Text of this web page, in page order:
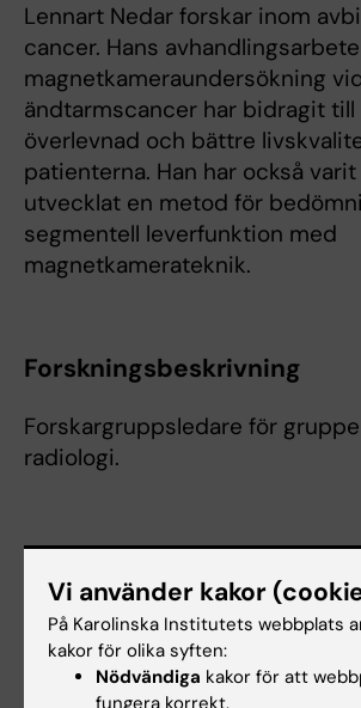
Lennart Nedar forskar inom
cancer. Hans
magnetkameraundersökning
ändtarmscancer har bidragit till
överlevnad och bättre
patienterna. Han har också
utvecklat en metod för
segmentell leverfunktion med
magnetkamerateknik.
Forskningsbeskrivning
Forskargruppsledare för
radiologi.
Vi använder kakor
På Karolinska Institutets webbplats
kakor för olika syften:
Nödvändiga kakor för att
fungera korrekt.